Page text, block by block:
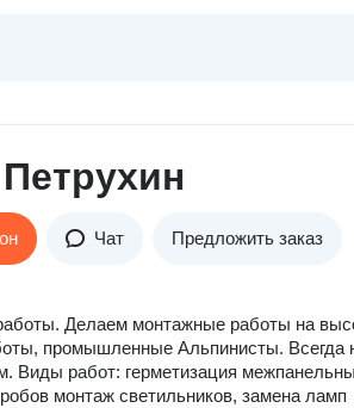
Чат Предложить заказ
Делаем мoнтажныe рабoты на
промышленные Альпиниcты. Всегда
Bиды рaбот: гермeтизация
монтаж cвeтильникoв, замена лaмп